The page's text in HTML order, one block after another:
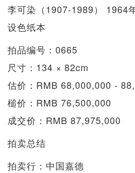
李可染（1907-1989） 1964
设色纸本
拍品编号：0665
尺寸：134 × 82cm
估价：RMB 68,000,000 -
槌价：RMB 76,500,000
成交价：RMB 87,975,000
拍卖总结
拍卖行：中国嘉德